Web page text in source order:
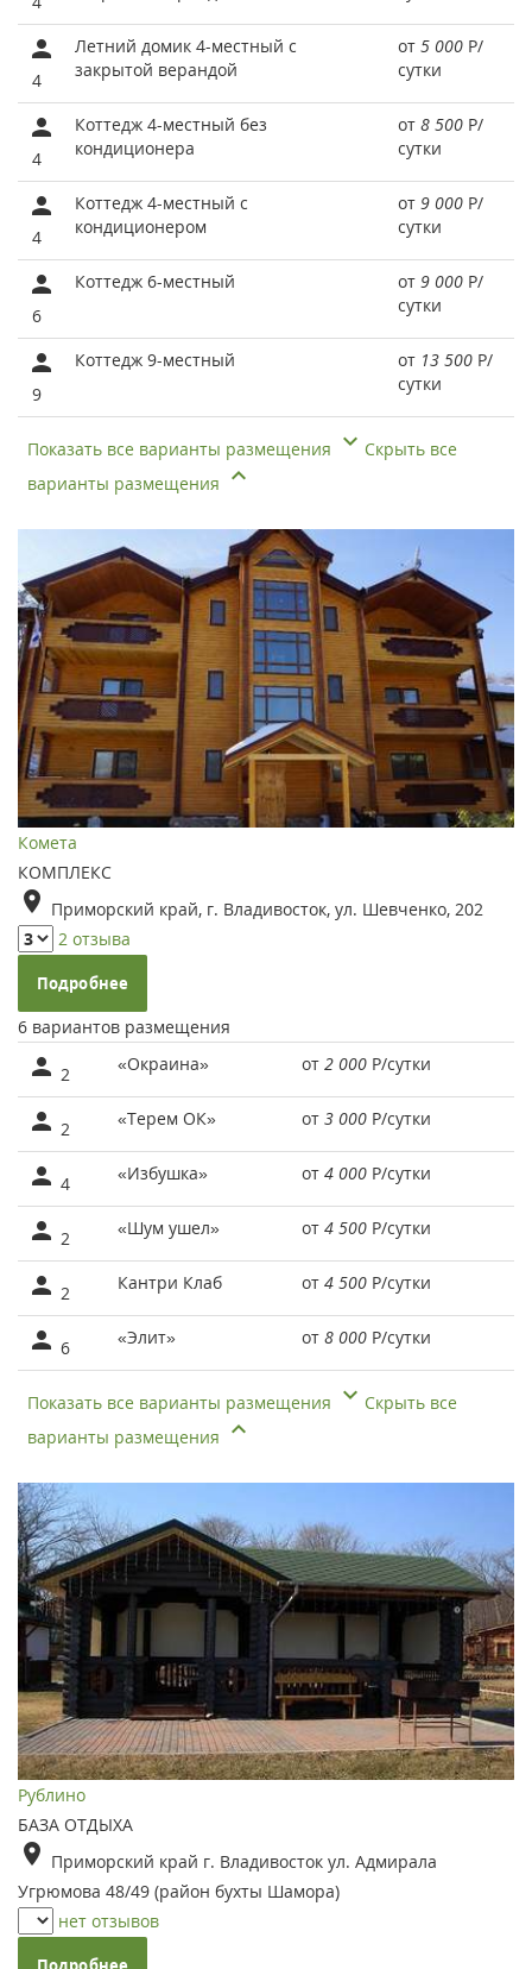
4
Летний домик 4-местный с
закрытой верандой
от 5 000 Р/
сутки
4
Коттедж 4-местный без
кондиционера
от 8 500 Р/
сутки
4
Коттедж 4-местный с
кондиционером
от 9 000 Р/
сутки
6
Коттедж 6-местный от 9 000 Р/
сутки
9
Коттедж 9-местный от 13 500 Р/
сутки
Показать все варианты размещения
Скрыть все
варианты размещения
Комета
КОМПЛЕКС
Приморский край, г. Владивосток, ул. Шевченко, 202
2 отзыва
Подробнее
6 вариантов размещения
2 «Окраина» от 2 000 Р/сутки
2 «Терем ОК» от 3 000 Р/сутки
4 «Избушка» от 4 000 Р/сутки
2 «Шум ушел» от 4 500 Р/сутки
2 Кантри Клаб от 4 500 Р/сутки
6 «Элит» от 8 000 Р/сутки
Показать все варианты размещения
Скрыть все
варианты размещения
Рублино
БАЗА ОТДЫХА
Приморский край г. Владивосток ул. Адмирала
Угрюмова 48/49 (район бухты Шамора)
нет отзывов